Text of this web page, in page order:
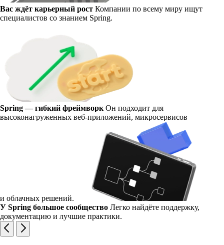
Вас ждёт карьерный рост Компании по всему миру ищут
специалистов со знанием Spring.
Spring — гибкий фреймворк Он подходит для
высоконагруженных веб-приложений, микросервисов
и облачных решений.
У Spring большое сообщество Легко найдёте поддержку,
документацию и лучшие практики.